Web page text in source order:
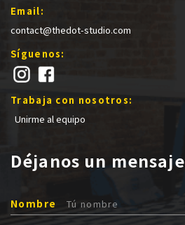
Email:
contact@thedot-studio.com
Síguenos:
Trabaja con nosotros:
Unirme al equipo
Déjanos un mensaje
Nombre